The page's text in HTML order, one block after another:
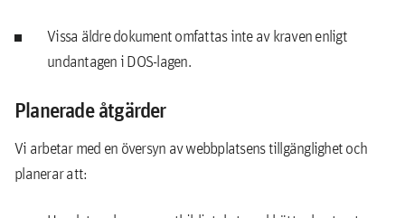
Vissa äldre dokument omfattas inte av kraven enligt
undantagen i DOS-lagen.
Planerade åtgärder
Vi arbetar med en översyn av webbplatsens tillgänglighet och
planerar att: